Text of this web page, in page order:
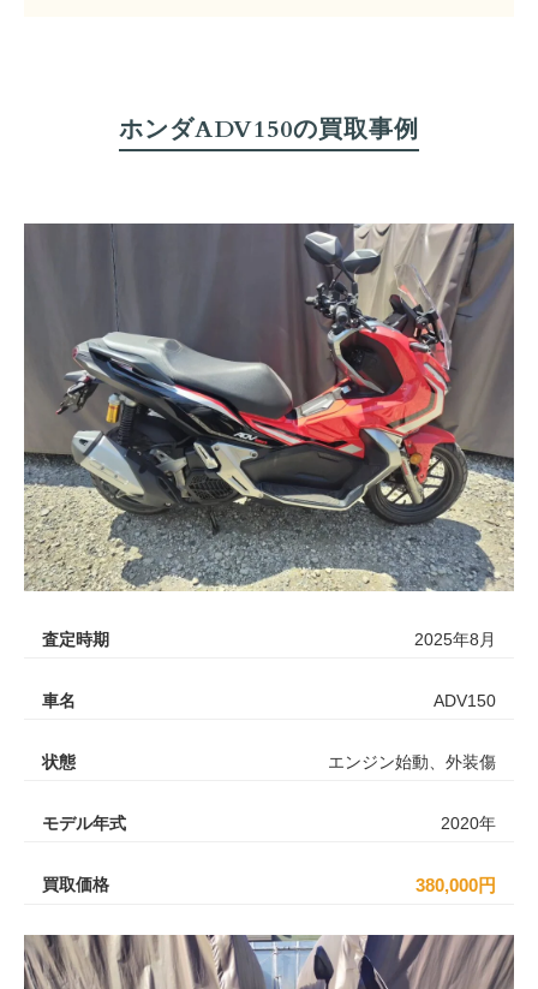
ホンダADV150の買取事例
査定時期 2025年8月
車名 ADV150
状態 エンジン始動、外装傷
モデル年式 2020年
買取価格 380,000円